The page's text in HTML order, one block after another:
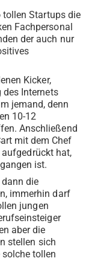
Startups die
Fachpersonal
der auch nur
Kicker,
des Internets
jemand, denn
10-12
Anschließend
mit dem Chef
aufgedrückt hat,
ist.
die
immerhin darf
jungen
aber die
stellen sich
tollen